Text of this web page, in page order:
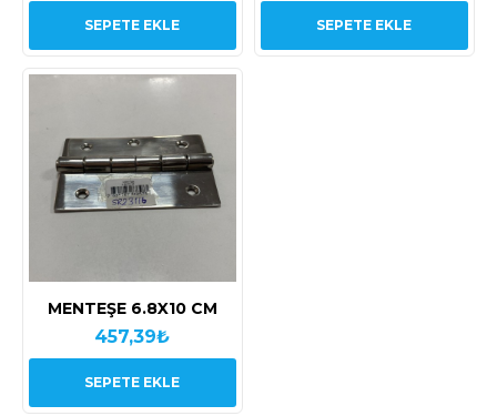
SEPETE EKLE SEPETE EKLE
MENTEŞE 6.8X10 CM
457,39₺
SEPETE EKLE